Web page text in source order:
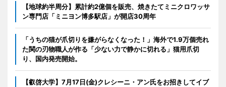
【地球約半周分】累計約2億個を販売、焼きたてミニクロワッサ
ン専門店「ミニヨン博多駅店」が開店30周年
「うちの猫が爪切りを嫌がらなくなった！」海外で1.9万個売れ
た関の刃物職人が作る「少ない力で静かに切れる」猫用爪切
り、国内発売開始。
【叡啓大学】7月17日(金)クレシーニ・アン氏をお招きしてイブ